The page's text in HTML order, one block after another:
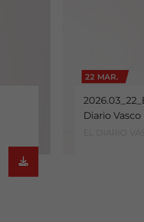
22 MAR.
Diario Vasco